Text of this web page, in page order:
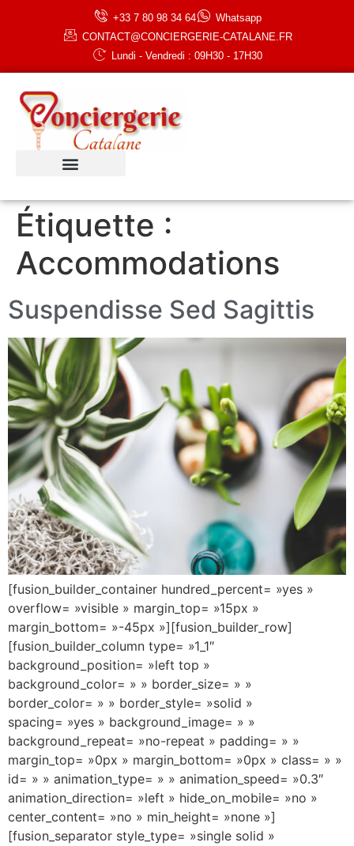
+33 7 80 98 34 64
Whatsapp
CONTACT@CONCIERGERIE-CATALANE.FR
Lundi - Vendredi : 09H30 - 17H30
Étiquette :
Accommodations
Suspendisse Sed Sagittis
[fusion_builder_container hundred_percent= »yes »
overflow= »visible » margin_top= »15px »
margin_bottom= »-45px »][fusion_builder_row]
[fusion_builder_column type= »1_1″
background_position= »left top »
background_color= » » border_size= » »
border_color= » » border_style= »solid »
spacing= »yes » background_image= » »
background_repeat= »no-repeat » padding= » »
margin_top= »0px » margin_bottom= »0px » class= » »
id= » » animation_type= » » animation_speed= »0.3″
animation_direction= »left » hide_on_mobile= »no »
center_content= »no » min_height= »none »]
[fusion_separator style_type= »single solid »